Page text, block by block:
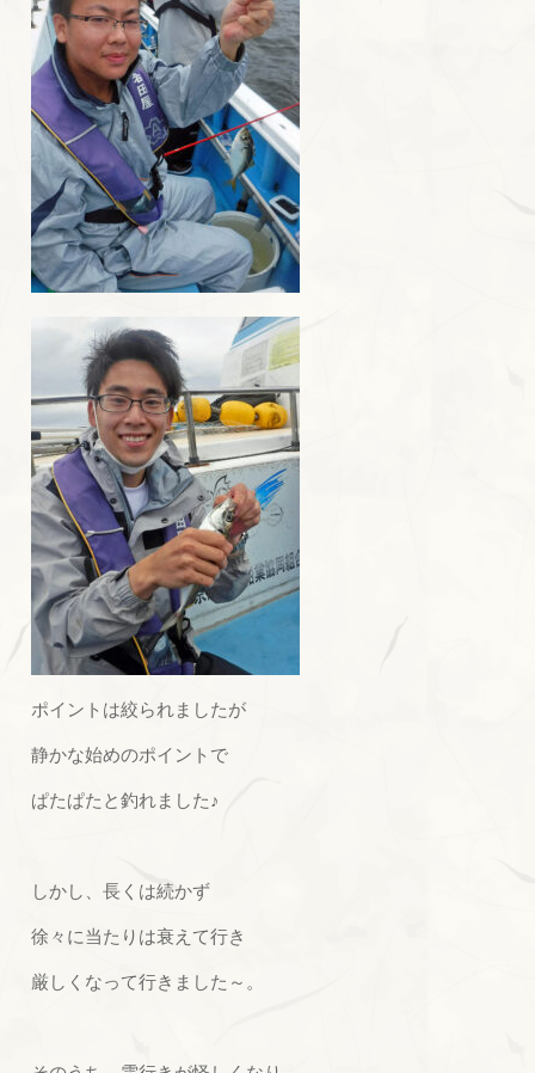
ポイントは絞られましたが
静かな始めのポイントで
ぱたぱたと釣れました♪
しかし、長くは続かず
徐々に当たりは衰えて行き
厳しくなって行きました～。